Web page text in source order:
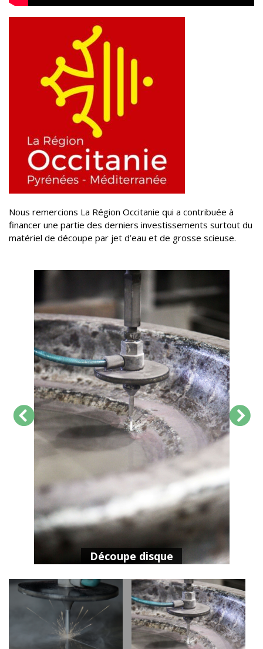
Nous remercions La Région Occitanie qui a contribuée à
financer une partie des derniers investissements surtout du
matériel de découpe par jet d’eau et de grosse scieuse.
Découpe disque